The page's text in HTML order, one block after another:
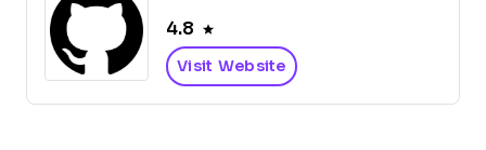
4.8
Visit Website